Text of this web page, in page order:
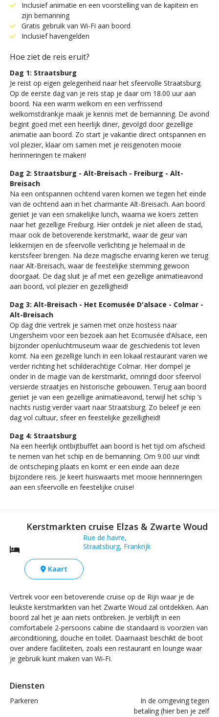
Inclusief animatie en een voorstelling van de kapitein en
zijn bemanning
Gratis gebruik van Wi-Fi aan boord
Inclusief havengelden
Hoe ziet de reis eruit?
Dag 1: Straatsburg
Je reist op eigen gelegenheid naar het sfeervolle Straatsburg.
Op de eerste dag van je reis stap je daar om 18.00 uur aan
boord. Na een warm welkom en een verfrissend
welkomstdrankje maak je kennis met de bemanning. De avond
begint goed met een heerlijk diner, gevolgd door gezellige
animatie aan boord. Zo start je vakantie direct ontspannen en
vol plezier, klaar om samen met je reisgenoten mooie
herinneringen te maken!
Dag 2: Straatsburg - Alt-Breisach - Freiburg - Alt-
Breisach
Na een ontspannen ochtend varen komen we tegen het einde
van de ochtend aan in het charmante Alt-Breisach. Aan boord
geniet je van een smakelijke lunch, waarna we koers zetten
naar het gezellige Freiburg. Hier ontdek je niet alleen de stad,
maar ook de betoverende kerstmarkt, waar de geur van
lekkernijen en de sfeervolle verlichting je helemaal in de
kerstsfeer brengen. Na deze magische ervaring keren we terug
naar Alt-Breisach, waar de feestelijke stemming gewoon
doorgaat. De dag sluit je af met een gezellige animatieavond
aan boord, vol plezier en gezelligheid!
Dag 3: Alt-Breisach - Het Ecomusée D'alsace - Colmar -
Alt-Breisach
Op dag drie vertrek je samen met onze hostess naar
Ungersheim voor een bezoek aan het Ecomusée d’Alsace, een
bijzonder openluchtmuseum waar de geschiedenis tot leven
komt. Na een gezellige lunch in een lokaal restaurant varen we
verder richting het schilderachtige Colmar. Hier dompel je
onder in de magie van de kerstmarkt, omringd door sfeervol
versierde straatjes en historische gebouwen. Terug aan boord
geniet je van een gezellige animatieavond, terwijl het schip ’s
nachts rustig verder vaart naar Straatsburg. Zo beleef je een
dag vol cultuur, sfeer en feestelijke gezelligheid!
Dag 4: Straatsburg
Na een heerlijk ontbijtbuffet aan boord is het tijd om afscheid
te nemen van het schip en de bemanning. Om 9.00 uur vindt
de ontscheping plaats en komt er een einde aan deze
bijzondere reis. Je keert huiswaarts met mooie herinneringen
aan een sfeervolle en feestelijke cruise!
Kerstmarkten cruise Elzas & Zwarte Woud
Rue de havre,
Straatsburg, Frankrijk
Kaart
Vertrek voor een betoverende cruise op de Rijn waar je de
leukste kerstmarkten van het Zwarte Woud zal ontdekken. Aan
boord zal het je aan niets ontbreken. Je verblijft in een
comfortabele 2-persoons cabine die standaard is voorzien van
airconditioning, douche en toilet. Daarnaast beschikt de boot
over andere faciliteiten, zoals een restaurant en lounge waar
je gebruik kunt maken van Wi-Fi.
Diensten
Parkeren
In de omgeving tegen
betaling (hier ben je zelf